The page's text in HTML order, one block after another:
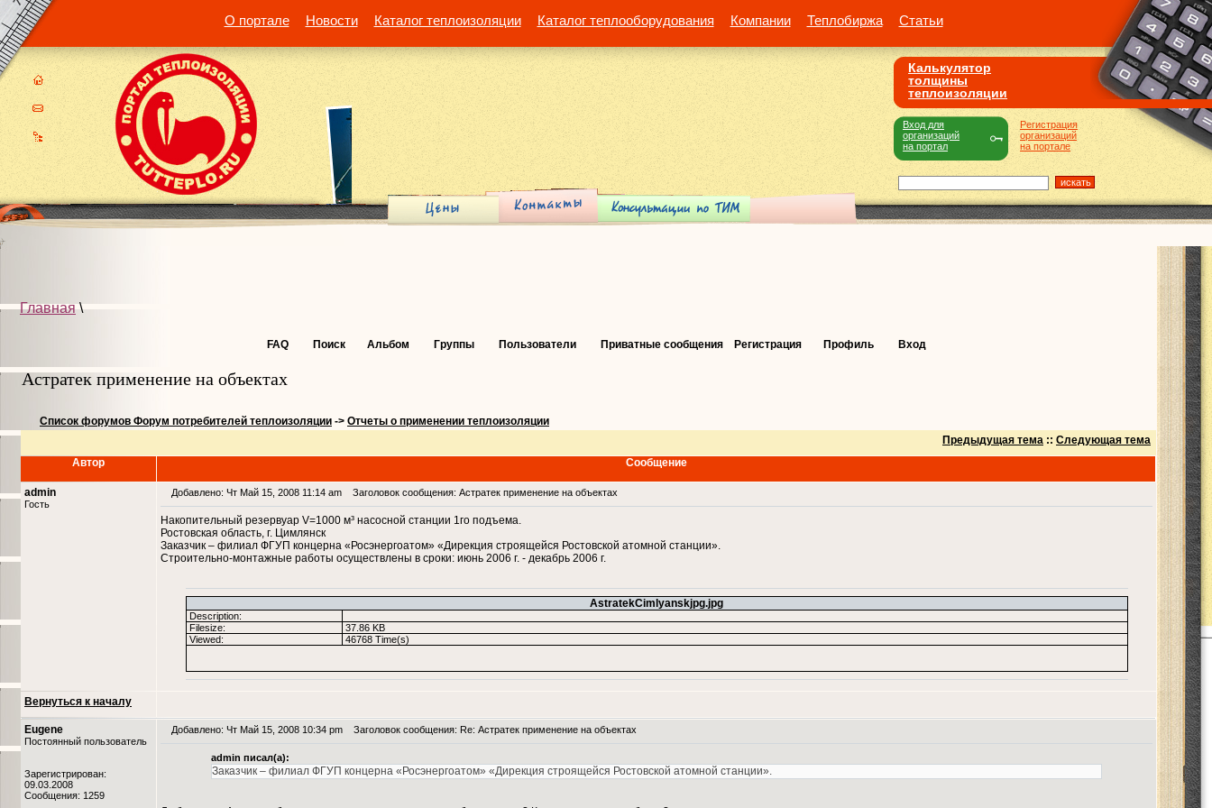
О портале Новости Каталог теплоизоляции Каталог теплооборудования Компании Теплобиржа Статьи
Калькулятор
толщины
теплоизоляции
Регистрация
организаций
на портале
Вход для
организаций
на портал
Главная\
FAQ Поиск Альбом Группы Пользователи Приватные сообщения Регистрация Профиль Вход
Астратек применение на объектах
Список форумов Форум потребителей теплоизоляции -> Отчеты о применении теплоизоляции
Предыдущая тема :: Следующая тема
Автор
Сообщение
admin
Гость
Добавлено: Чт Май 15, 2008 11:14 am Заголовок сообщения: Астратек применение на объектах
Накопительный резервуар V=1000 м³ насосной станции 1го подъема.
Ростовская область, г. Цимлянск
Заказчик – филиал ФГУП концерна «Росэнергоатом» «Дирекция строящейся Ростовской атомной станции».
Строительно-монтажные работы осуществлены в сроки: июнь 2006 г. - декабрь 2006 г.
AstratekCimlyanskjpg.jpg
Description:
Filesize:
37.86 KB
Viewed:
46768 Time(s)
Вернуться к началу
Eugene
Постоянный пользователь
Зарегистрирован:
09.03.2008
Сообщения: 1259
Добавлено: Чт Май 15, 2008 10:34 pm Заголовок сообщения: Re: Астратек применение на объектах
admin писал(а):
Заказчик – филиал ФГУП концерна «Росэнергоатом» «Дирекция строящейся Ростовской атомной станции».